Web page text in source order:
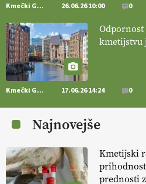
[EKOloško = LOGIČNO ] Mulčer
. VEČ
https://t.co/J7RkeaYpYu
https://t.co/RVG0FzcQN6
varnost,
okolje in kakovost
https://t.co/K0USFPJ5fJ @EUAgri #IMCAP
https://t.co/vcHhoOixHy
Kmečki Glas 26.06.26 10:00 0
kmetijstvu
Kmečki Glas 17.06.26 14:24 0
Najnovejše
Kmetijski
prednosti